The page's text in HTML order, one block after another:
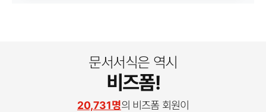
문서서식은 역시
비즈폼!
20,731명의 비즈폼 회원이